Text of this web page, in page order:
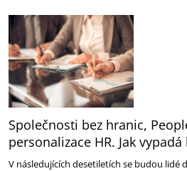
Společnosti bez hranic,
personalizace HR. Jak
V následujících desetiletích se budou lidé